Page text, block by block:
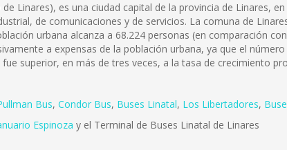
Linares), es una ciudad capital de la provincia de Linares,
de comunicaciones y de servicios. La comuna de
urbana alcanza a 68.224 personas (en comparación
a expensas de la población urbana, ya que el
superior, en más de tres veces, a la tasa de crecimiento
Bus, Condor Bus, Buses Linatal, Los Libertadores,
Espinoza y el Terminal de Buses Linatal de Linares